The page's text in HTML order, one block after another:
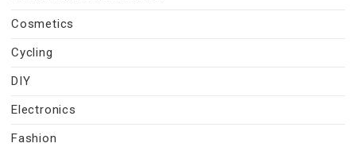
Cosmetics
Cycling
DIY
Electronics
Fashion